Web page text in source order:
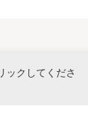
ックしてくださ